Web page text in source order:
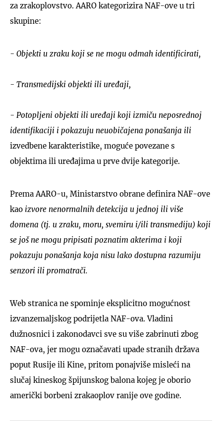
za zrakoplovstvo. AARO kategorizira NAF-ove u tri
skupine:
- Objekti u zraku koji se ne mogu odmah identificirati,
- Transmedijski objekti ili uređaji,
- Potopljeni objekti ili uređaji koji izmiču neposrednoj
identifikaciji i pokazuju neuobičajena ponašanja ili
izvedbene karakteristike, moguće povezane s
objektima ili uređajima u prve dvije kategorije.
Prema AARO-u, Ministarstvo obrane definira NAF-ove
kao izvore nenormalnih detekcija u jednoj ili više
domena (tj. u zraku, moru, svemiru i/ili transmediju) koji
se još ne mogu pripisati poznatim akterima i koji
pokazuju ponašanja koja nisu lako dostupna razumiju
senzori ili promatrači.
Web stranica ne spominje eksplicitno mogućnost
izvanzemaljskog podrijetla NAF-ova. Vladini
dužnosnici i zakonodavci sve su više zabrinuti zbog
NAF-ova, jer mogu označavati upade stranih država
poput Rusije ili Kine, pritom ponajviše misleći na
slučaj kineskog špijunskog balona kojeg je oborio
američki borbeni zrakaoplov ranije ove godine.